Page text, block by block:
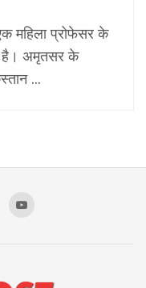
महिला प्रोफेसर के
है। अमृतसर के
...